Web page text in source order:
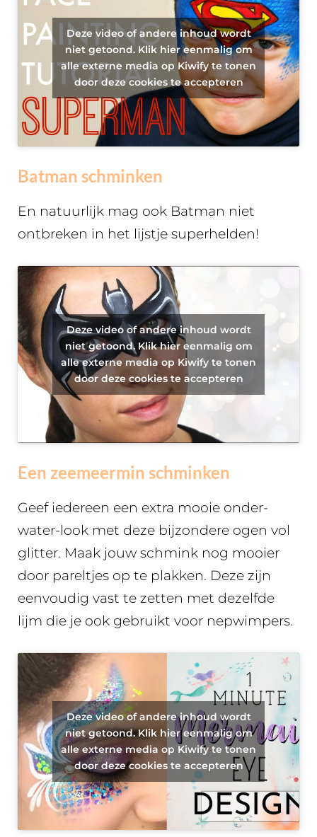
Deze video of andere inhoud wordt
niet getoond. Klik hier eenmalig om
alle externe media op Kiwify te tonen
door deze cookies te accepteren
Batman schminken
En natuurlijk mag ook Batman niet
ontbreken in het lijstje superhelden!
Deze video of andere inhoud wordt
niet getoond. Klik hier eenmalig om
alle externe media op Kiwify te tonen
door deze cookies te accepteren
Een zeemeermin schminken
Geef iedereen een extra mooie onder-
water-look met deze bijzondere ogen vol
glitter. Maak jouw schmink nog mooier
door pareltjes op te plakken. Deze zijn
eenvoudig vast te zetten met dezelfde
lijm die je ook gebruikt voor nepwimpers.
Deze video of andere inhoud wordt
niet getoond. Klik hier eenmalig om
alle externe media op Kiwify te tonen
door deze cookies te accepteren